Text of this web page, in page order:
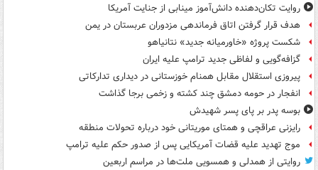
روایت تکان‌دهنده دانش‌آموز مینابی از جنایت آمریکا
هدف قرار گرفتن اتاق‌ فرماندهی مزدوران عربستان در یمن
شکست پروژه «خاورمیانه جدید» نتانیاهو
گزافه‌گویی و لفاظی جدید ترامپ علیه ایران
پیروزی استقلال مقابل همنام خوزستانی در دیداری تدارکاتی
انفجار در حومه دمشق چند کشته و زخمی برجا گذاشت
بوسه‌ پدر بر پای پسر شهیدش
رایزنی عراقچی و همتای موریتانی خود درباره تحولات منطقه
موج تهدید علیه قضات آمریکایی پس از صدور حکم علیه ترامپ
روایتی از همدلی و همسویی ملت‌ها در مراسم اربعین